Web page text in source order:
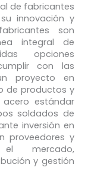
de fabricantes
innovación y
son
integral de
opciones
con las
proyecto en
de productos y
estándar
soldados de
inversión en
proveedores y
mercado,
y gestión